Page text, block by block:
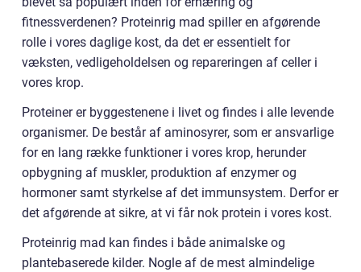
fitnessverdenen? Proteinrig mad spiller en afgørende
rolle i vores daglige kost, da det er essentielt for
væksten, vedligeholdelsen og repareringen af celler i
vores krop.
Proteiner er byggestenene i livet og findes i alle levende
organismer. De består af aminosyrer, som er ansvarlige
for en lang række funktioner i vores krop, herunder
opbygning af muskler, produktion af enzymer og
hormoner samt styrkelse af det immunsystem. Derfor er
det afgørende at sikre, at vi får nok protein i vores kost.
Proteinrig mad kan findes i både animalske og
plantebaserede kilder. Nogle af de mest almindelige